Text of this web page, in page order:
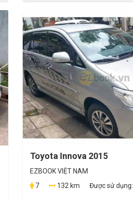
Toyota Innova 2015
EZBOOK VIỆT NAM
7
132 km Được sử dụng: